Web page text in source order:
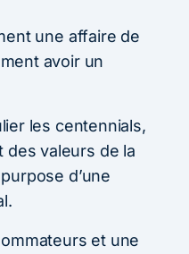
une affaire de
avoir un
les centennials,
des valeurs de la
d’une
et une